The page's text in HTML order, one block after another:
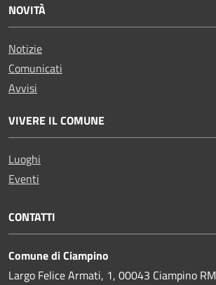
NOVITÀ
Notizie
Comunicati
Avvisi
VIVERE IL COMUNE
Luoghi
Eventi
CONTATTI
Comune di Ciampino
Largo Felice Armati, 1, 00043 Ciampino RM